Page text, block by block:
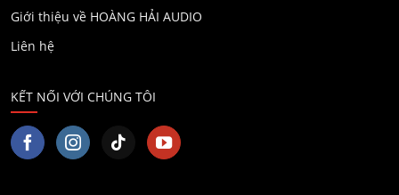
Giới thiệu về HOÀNG HẢI AUDIO
Liên hệ
KẾT NỐI VỚI CHÚNG TÔI